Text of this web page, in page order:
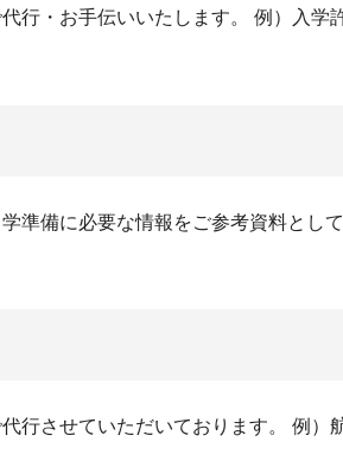
行・お手伝いいたします。 例）入学
準備に必要な情報をご参考資料とし
行させていただいております。 例）